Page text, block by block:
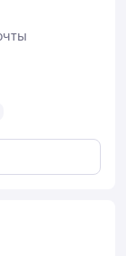
устранения
что
по
высокую
дают
(влажная,
входом